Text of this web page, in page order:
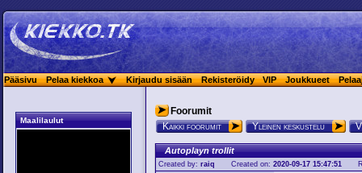
Pääsivu Pelaa kiekkoa Kirjaudu sisään Rekisteröidy VIP Joukkueet
Maalilaulut
Foorumit
Kaikki foorumit Yleinen keskustelu
Autoplayn trollit
Created by: raiq Created on:2020-09-17 15:47:51